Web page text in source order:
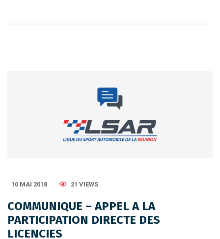
10 MAI 2018 21 VIEWS
COMMUNIQUE – APPEL A LA
PARTICIPATION DIRECTE DES
LICENCIES